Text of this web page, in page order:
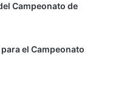
Campeonato de
el Campeonato